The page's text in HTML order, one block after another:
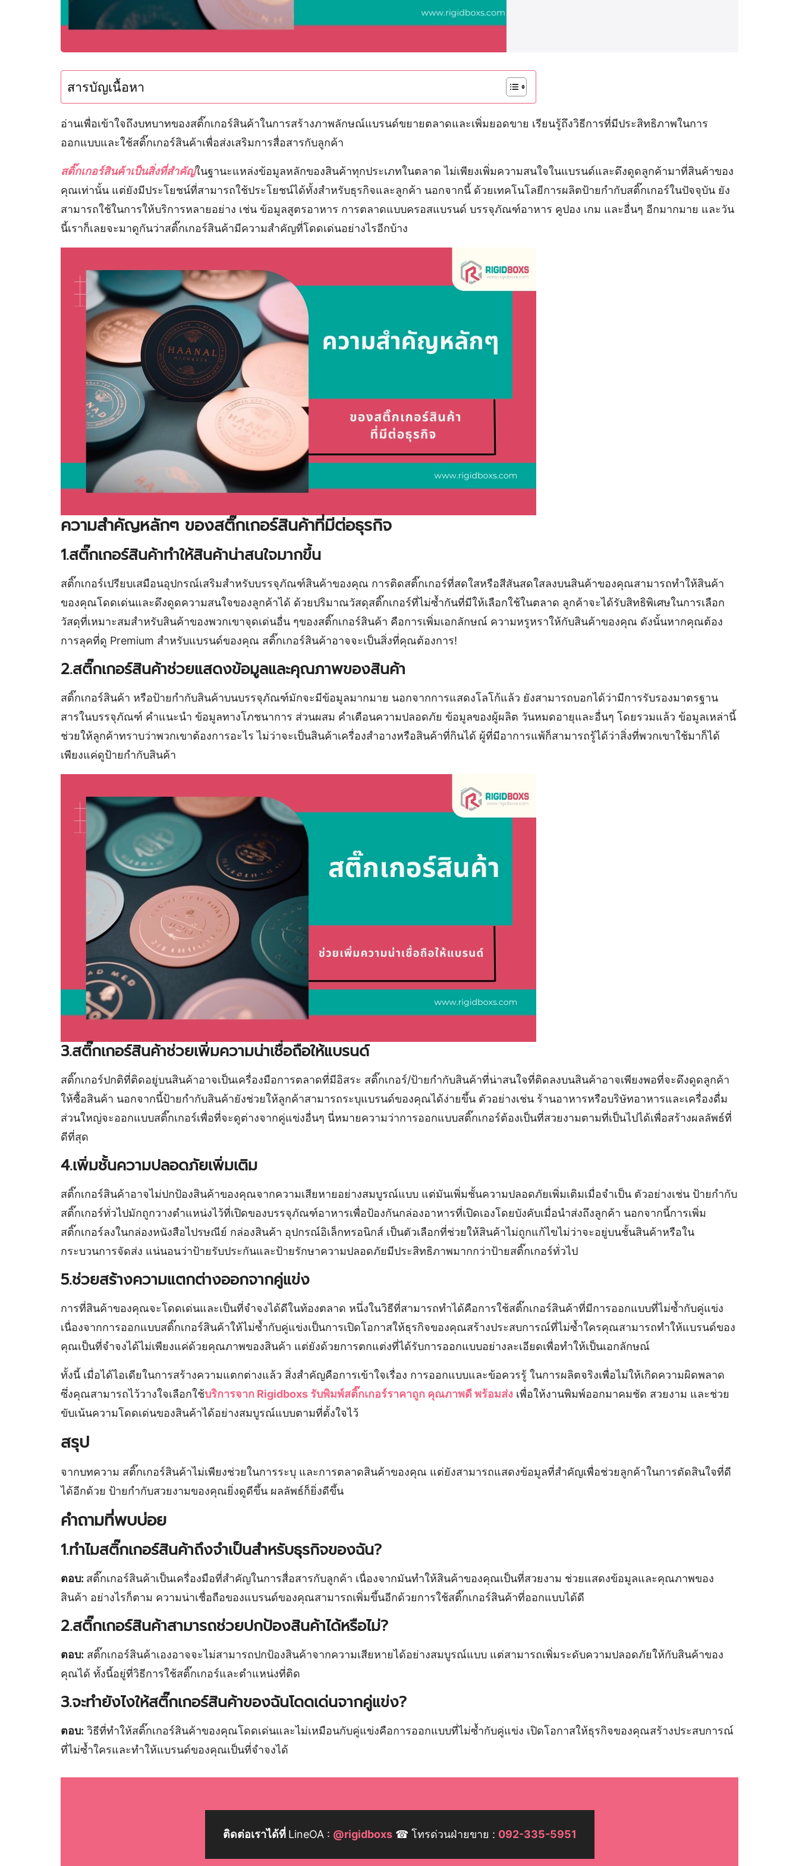
สารบัญเนื้อหา
อ่านเพื่อเข้าใจถึงบทบาทของสติ๊กเกอร์สินค้าในการสร้างภาพลักษณ์แบรนด์ขยายตลาดและเพิ่มยอดขาย เรียนรู้ถึงวิธีการที่มีประสิทธิภาพในการ
ออกแบบและใช้สติ๊กเกอร์สินค้าเพื่อส่งเสริมการสื่อสารกับลูกค้า
สติ๊กเกอร์สินค้าเป็นสิ่งที่สำคัญในฐานะแหล่งข้อมูลหลักของสินค้าทุกประเภทในตลาด ไม่เพียงเพิ่มความสนใจในแบรนด์และดึงดูดลูกค้ามาที่สินค้าของ
คุณเท่านั้น แต่ยังมีประโยชน์ที่สามารถใช้ประโยชน์ได้ทั้งสำหรับธุรกิจและลูกค้า นอกจากนี้ ด้วยเทคโนโลยีการผลิตป้ายกำกับสติ๊กเกอร์ในปัจจุบัน ยัง
สามารถใช้ในการให้บริการหลายอย่าง เช่น ข้อมูลสูตรอาหาร การตลาดแบบครอสแบรนด์ บรรจุภัณฑ์อาหาร คูปอง เกม และอื่นๆ อีกมากมาย และวัน
นี้เราก็เลยจะมาดูกันว่าสติ๊กเกอร์สินค้ามีความสำคัญที่โดดเด่นอย่างไรอีกบ้าง
ความสำคัญหลักๆ ของสติ๊กเกอร์สินค้าที่มีต่อธุรกิจ
1.สติ๊กเกอร์สินค้าทำให้สินค้าน่าสนใจมากขึ้น
สติ๊กเกอร์เปรียบเสมือนอุปกรณ์เสริมสำหรับบรรจุภัณฑ์สินค้าของคุณ การติดสติ๊กเกอร์ที่สดใสหรือสีสันสดใสลงบนสินค้าของคุณสามารถทำให้สินค้า
ของคุณโดดเด่นและดึงดูดความสนใจของลูกค้าได้ ด้วยปริมาณวัสดุสติ๊กเกอร์ที่ไม่ซ้ำกันที่มีให้เลือกใช้ในตลาด ลูกค้าจะได้รับสิทธิพิเศษในการเลือก
วัสดุที่เหมาะสมสำหรับสินค้าของพวกเขาจุดเด่นอื่น ๆของสติ๊กเกอร์สินค้า คือการเพิ่มเอกลักษณ์ ความหรูหราให้กับสินค้าของคุณ ดังนั้นหากคุณต้อง
การลุคที่ดู Premium สำหรับแบรนด์ของคุณ สติ๊กเกอร์สินค้าอาจจะเป็นสิ่งที่คุณต้องการ!
2.สติ๊กเกอร์สินค้าช่วยแสดงข้อมูลและคุณภาพของสินค้า
สติ๊กเกอร์สินค้า หรือป้ายกำกับสินค้าบนบรรจุภัณฑ์มักจะมีข้อมูลมากมาย นอกจากการแสดงโลโก้แล้ว ยังสามารถบอกได้ว่ามีการรับรองมาตรฐาน
สารในบรรจุภัณฑ์ คำแนะนำ ข้อมูลทางโภชนาการ ส่วนผสม คำเตือนความปลอดภัย ข้อมูลของผู้ผลิต วันหมดอายุและอื่นๆ โดยรวมแล้ว ข้อมูลเหล่านี้
ช่วยให้ลูกค้าทราบว่าพวกเขาต้องการอะไร ไม่ว่าจะเป็นสินค้าเครื่องสำอางหรือสินค้าที่กินได้ ผู้ที่มีอาการแพ้ก็สามารถรู้ได้ว่าสิ่งที่พวกเขาใช้มาก็ได้
เพียงแค่ดูป้ายกำกับสินค้า
3.สติ๊กเกอร์สินค้าช่วยเพิ่มความน่าเชื่อถือให้แบรนด์
สติ๊กเกอร์ปกติที่ติดอยู่บนสินค้าอาจเป็นเครื่องมือการตลาดที่มีอิสระ สติ๊กเกอร์/ป้ายกำกับสินค้าที่น่าสนใจที่ติดลงบนสินค้าอาจเพียงพอที่จะดึงดูดลูกค้า
ให้ซื้อสินค้า นอกจากนี้ป้ายกำกับสินค้ายังช่วยให้ลูกค้าสามารถระบุแบรนด์ของคุณได้ง่ายขึ้น ตัวอย่างเช่น ร้านอาหารหรือบริษัทอาหารและเครื่องดื่ม
ส่วนใหญ่จะออกแบบสติ๊กเกอร์เพื่อที่จะดูต่างจากคู่แข่งอื่นๆ นี่หมายความว่าการออกแบบสติ๊กเกอร์ต้องเป็นที่สวยงามตามที่เป็นไปได้เพื่อสร้างผลลัพธ์ที่
ดีที่สุด
4.เพิ่มชั้นความปลอดภัยเพิ่มเติม
สติ๊กเกอร์สินค้าอาจไม่ปกป้องสินค้าของคุณจากความเสียหายอย่างสมบูรณ์แบบ แต่มันเพิ่มชั้นความปลอดภัยเพิ่มเติมเมื่อจำเป็น ตัวอย่างเช่น ป้ายกำกับ
สติ๊กเกอร์ทั่วไปมักถูกวางตำแหน่งไว้ที่เปิดของบรรจุภัณฑ์อาหารเพื่อป้องกันกล่องอาหารที่เปิดเองโดยบังคับเมื่อนำส่งถึงลูกค้า นอกจากนี้การเพิ่ม
สติ๊กเกอร์ลงในกล่องหนังสือไปรษณีย์ กล่องสินค้า อุปกรณ์อิเล็กทรอนิกส์ เป็นตัวเลือกที่ช่วยให้สินค้าไม่ถูกแก้ไขไม่ว่าจะอยู่บนชั้นสินค้าหรือใน
กระบวนการจัดส่ง แน่นอนว่าป้ายรับประกันและป้ายรักษาความปลอดภัยมีประสิทธิภาพมากกว่าป้ายสติ๊กเกอร์ทั่วไป
5.ช่วยสร้างความแตกต่างออกจากคู่แข่ง
การที่สินค้าของคุณจะโดดเด่นและเป็นที่จำจงได้ดีในท้องตลาด หนึ่งในวิธีที่สามารถทำได้คือการใช้สติ๊กเกอร์สินค้าที่มีการออกแบบที่ไม่ซ้ำกับคู่แข่ง
เนื่องจากการออกแบบสติ๊กเกอร์สินค้าให้ไม่ซ้ำกับคู่แข่งเป็นการเปิดโอกาสให้ธุรกิจของคุณสร้างประสบการณ์ที่ไม่ซ้ำใครคุณสามารถทำให้แบรนด์ของ
คุณเป็นที่จำจงได้ไม่เพียงแค่ด้วยคุณภาพของสินค้า แต่ยังด้วยการตกแต่งที่ได้รับการออกแบบอย่างละเอียดเพื่อทำให้เป็นเอกลักษณ์
ทั้งนี้ เมื่อได้ไอเดียในการสร้างความแตกต่างแล้ว สิ่งสำคัญคือการเข้าใจเรื่อง การออกแบบและข้อควรรู้ ในการผลิตจริงเพื่อไม่ให้เกิดความผิดพลาด
ซึ่งคุณสามารถไว้วางใจเลือกใช้บริการจาก Rigidboxs รับพิมพ์สติ๊กเกอร์ราคาถูก คุณภาพดี พร้อมส่ง เพื่อให้งานพิมพ์ออกมาคมชัด สวยงาม และช่วย
ขับเน้นความโดดเด่นของสินค้าได้อย่างสมบูรณ์แบบตามที่ตั้งใจไว้
สรุป
จากบทความ สติ๊กเกอร์สินค้าไม่เพียงช่วยในการระบุ และการตลาดสินค้าของคุณ แต่ยังสามารถแสดงข้อมูลที่สำคัญเพื่อช่วยลูกค้าในการตัดสินใจที่ดี
ได้อีกด้วย ป้ายกำกับสวยงามของคุณยิ่งดูดีขึ้น ผลลัพธ์ก็ยิ่งดีขึ้น
คำถามที่พบบ่อย
1.ทำไมสติ๊กเกอร์สินค้าถึงจำเป็นสำหรับธุรกิจของฉัน?
ตอบ: สติ๊กเกอร์สินค้าเป็นเครื่องมือที่สำคัญในการสื่อสารกับลูกค้า เนื่องจากมันทำให้สินค้าของคุณเป็นที่สวยงาม ช่วยแสดงข้อมูลและคุณภาพของ
สินค้า อย่างไรก็ตาม ความน่าเชื่อถือของแบรนด์ของคุณสามารถเพิ่มขึ้นอีกด้วยการใช้สติ๊กเกอร์สินค้าที่ออกแบบได้ดี
2.สติ๊กเกอร์สินค้าสามารถช่วยปกป้องสินค้าได้หรือไม่?
ตอบ: สติ๊กเกอร์สินค้าเองอาจจะไม่สามารถปกป้องสินค้าจากความเสียหายได้อย่างสมบูรณ์แบบ แต่สามารถเพิ่มระดับความปลอดภัยให้กับสินค้าของ
คุณได้ ทั้งนี้อยู่ที่วิธีการใช้สติ๊กเกอร์และตำแหน่งที่ติด
3.จะทำยังไงให้สติ๊กเกอร์สินค้าของฉันโดดเด่นจากคู่แข่ง?
ตอบ: วิธีที่ทำให้สติ๊กเกอร์สินค้าของคุณโดดเด่นและไม่เหมือนกับคู่แข่งคือการออกแบบที่ไม่ซ้ำกับคู่แข่ง เปิดโอกาสให้ธุรกิจของคุณสร้างประสบการณ์
ที่ไม่ซ้ำใครและทำให้แบรนด์ของคุณเป็นที่จำจงได้
ติดต่อเราได้ที่ LineOA : @rigidboxs☎ โทรด่วนฝ่ายขาย : 092-335-5951